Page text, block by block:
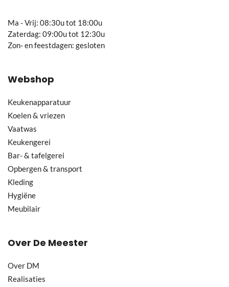
Ma - Vrij: 08:30u tot 18:00u
Zaterdag: 09:00u tot 12:30u
Zon- en feestdagen: gesloten
Webshop
Keukenapparatuur
Koelen & vriezen
Vaatwas
Keukengerei
Bar- & tafelgerei
Opbergen & transport
Kleding
Hygiëne
Meubilair
Over De Meester
Over DM
Realisaties